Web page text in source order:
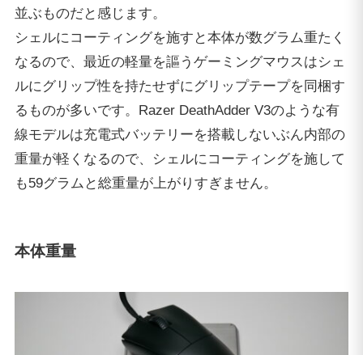
並ぶものだと感じます。
シェルにコーティングを施すと本体が数グラム重たく
なるので、最近の軽量を謳うゲーミングマウスはシェ
ルにグリップ性を持たせずにグリップテープを同梱す
るものが多いです。Razer DeathAdder V3のような有
線モデルは充電式バッテリーを搭載しないぶん内部の
重量が軽くなるので、シェルにコーティングを施して
も59グラムと総重量が上がりすぎません。
本体重量